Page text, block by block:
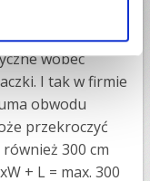
paczki?
wobec
I tak w firmie
obwodu
przekroczyć
również 300 cm
+ L = max. 300